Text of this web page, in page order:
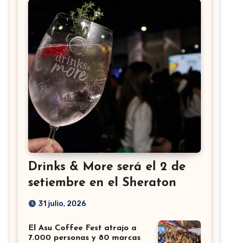
Drinks & More será el 2 de
setiembre en el Sheraton
31 julio, 2026
El Asu Coffee Fest atrajo a
7.000 personas y 80 marcas